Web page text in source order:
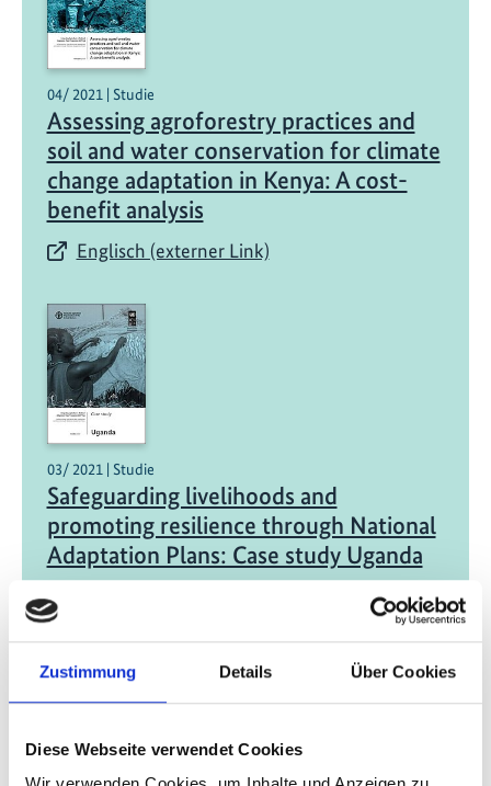
Zustimmung Details Über Cookies
Diese Webseite verwendet Cookies
04/ 2021 | Studie
Assessing agroforestry practices and
soil and water conservation for climate
change adaptation in Kenya: A cost-
benefit analysis
Englisch (externer Link)
03/ 2021 | Studie
Safeguarding livelihoods and
promoting resilience through National
Adaptation Plans: Case study Uganda